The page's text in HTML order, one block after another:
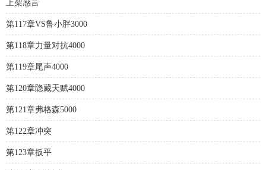
上架感言
第117章VS鲁小胖3000
第118章力量对抗4000
第119章尾声4000
第120章隐藏天赋4000
第121章弗格森5000
第122章冲突
第123章扳平